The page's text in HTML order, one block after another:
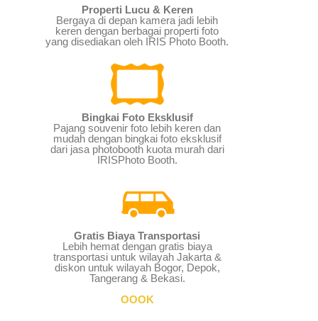
Properti Lucu & Keren
Bergaya di depan kamera jadi lebih
keren dengan berbagai properti foto
yang disediakan oleh IRIS Photo Booth.
Bingkai Foto Eksklusif
Pajang souvenir foto lebih keren dan
mudah dengan bingkai foto eksklusif
dari jasa photobooth kuota murah dari
IRISPhoto Booth.
Gratis Biaya Transportasi
Lebih hemat dengan gratis biaya
transportasi untuk wilayah Jakarta &
diskon untuk wilayah Bogor, Depok,
Tangerang & Bekasi.
OOOK